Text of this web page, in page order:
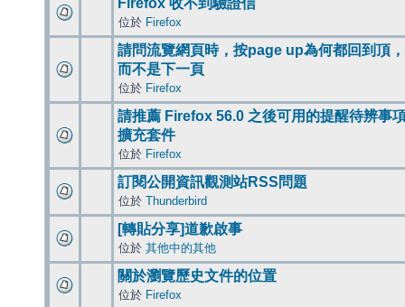
Firefox 收不到驗證信
位於 Firefox
請問流覽網頁時，按page up為何都回到頂，
而不是下一頁
位於 Firefox
請推薦 Firefox 56.0 之後可用的提醒待辨事
擴充套件
位於 Firefox
訂閱公開資訊觀測站RSS問題
位於 Thunderbird
[轉貼分享]道歉啟事
位於 其他中的其他
關於瀏覽歷史文件的位置
位於 Firefox